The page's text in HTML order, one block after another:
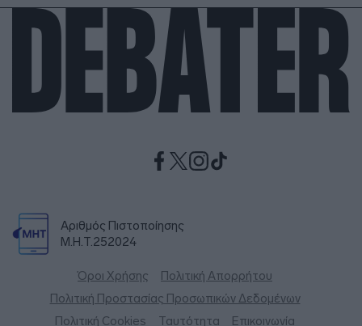
Αριθμός Πιστοποίησης
Μ.Η.Τ.252024
Όροι Χρήσης
Πολιτική Απορρήτου
Πολιτική Προστασίας Προσωπικών Δεδομένων
Πολιτική Cookies
Ταυτότητα Επικοινωνία